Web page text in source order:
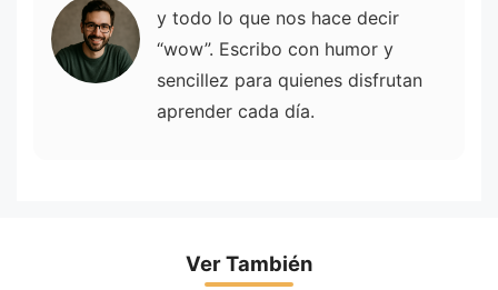
y todo lo que nos hace decir
“wow”. Escribo con humor y
sencillez para quienes disfrutan
aprender cada día.
Ver También